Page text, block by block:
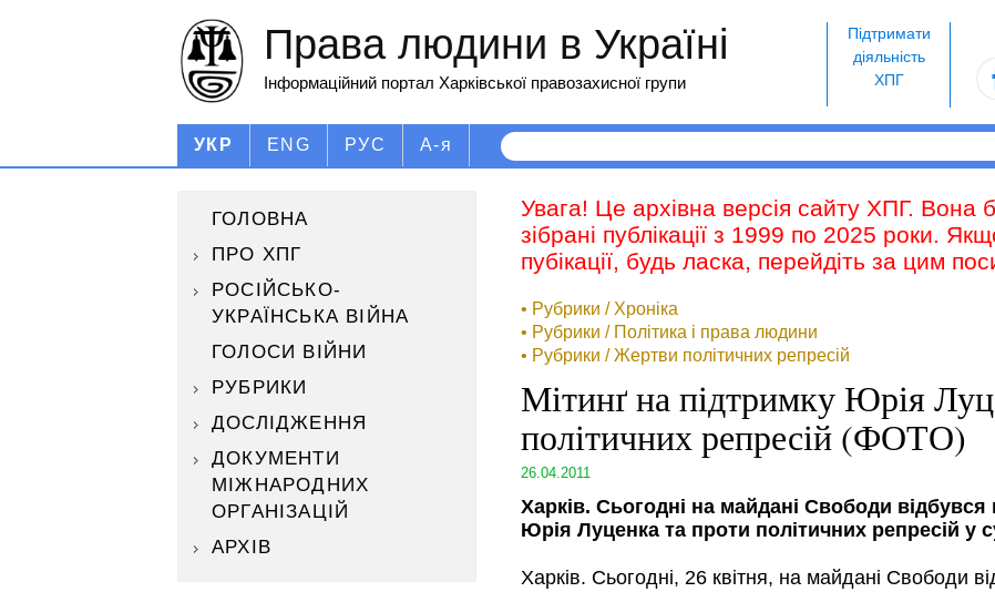
Підтримати
діяльність
ХПГ
Права людини в Україні
Інформаційний портал Харківської правозахисної групи
УКР ENG РУС А-я
ГОЛОВНА
ПРО ХПГ
РОСІЙСЬКО-
УКРАЇНСЬКА ВІЙНА
ГОЛОСИ ВІЙНИ
РУБРИКИ
ДОСЛІДЖЕННЯ
ДОКУМЕНТИ
МІЖНАРОДНИХ
ОРГАНІЗАЦІЙ
АРХІВ
Увага! Це архівна версія сайту ХПГ. Вона
зібрані публікації з 1999 по 2025 роки.
пубікації, будь ласка, перейдіть за цим
• Рубрики / Хроніка
• Рубрики / Політика і права людини
• Рубрики / Жертви політичних репресій
Мітинґ на підтримку Юрія
політичних репресій (ФОТО)
26.04.2011
Харків. Сьогодні на майдані Свободи відбувся
Юрія Луценка та проти політичних репресій у
Харків. Сьогодні, 26 квітня, на майдані Свободи